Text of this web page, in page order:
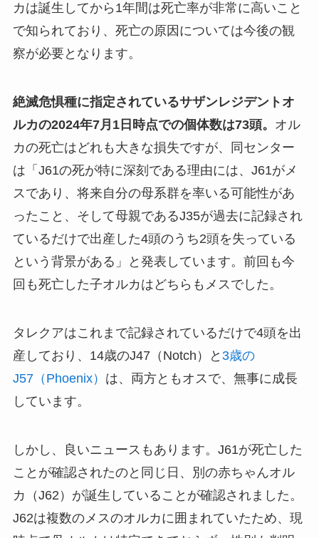
カは誕生してから1年間は死亡率が非常に高いこと
で知られており、死亡の原因については今後の観
察が必要となります。
絶滅危惧種に指定されているサザンレジデントオ
ルカの2024年7月1日時点での個体数は73頭。 オル
カの死亡はどれも大きな損失ですが、同センター
は「J61の死が特に深刻である理由には、J61がメ
スであり、将来自分の母系群を率いる可能性があ
ったこと、そして母親であるJ35が過去に記録され
ているだけで出産した4頭のうち2頭を失っている
という背景がある」と発表しています。前回も今
回も死亡した子オルカはどちらもメスでした。
タレクアはこれまで記録されているだけで4頭を出
産しており、14歳のJ47（Notch）と 3歳の
J57（Phoenix） は、両方ともオスで、無事に成長
しています。
しかし、良いニュースもあります。J61が死亡した
ことが確認されたのと同じ日、別の赤ちゃんオル
カ（J62）が誕生していることが確認されました。
J62は複数のメスのオルカに囲まれていたため、現